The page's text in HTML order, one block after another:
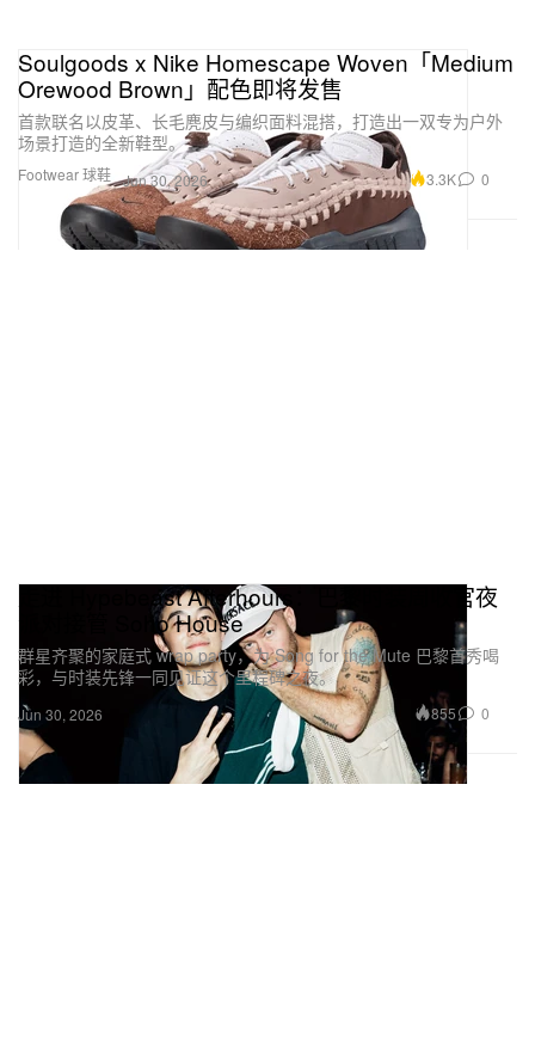
Footwear 球鞋
Soulgoods x Nike Homescape Woven「Medium
Orewood Brown」配色即将发售
首款联名以皮革、长毛麂皮与编织面料混搭，打造出一双专为户外
场景打造的全新鞋型。
Jun 30, 2026 3.3K 0
走进 Hypebeast Afterhours：巴黎时装周收官夜
派对接管 Soho House
群星齐聚的家庭式 wrap party，为 Song for the Mute 巴黎首秀喝
彩，与时装先锋一同见证这个里程碑之夜。
Jun 30, 2026 855 0